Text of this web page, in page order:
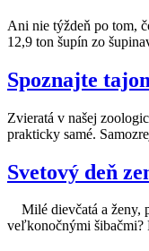
Ani nie týždeň po tom,
12,9 ton šupín zo
Spoznajte
Zvieratá v našej
prakticky samé.
Svetový deň
Milé dievčatá a ženy,
veľkonočnými šibačmi?